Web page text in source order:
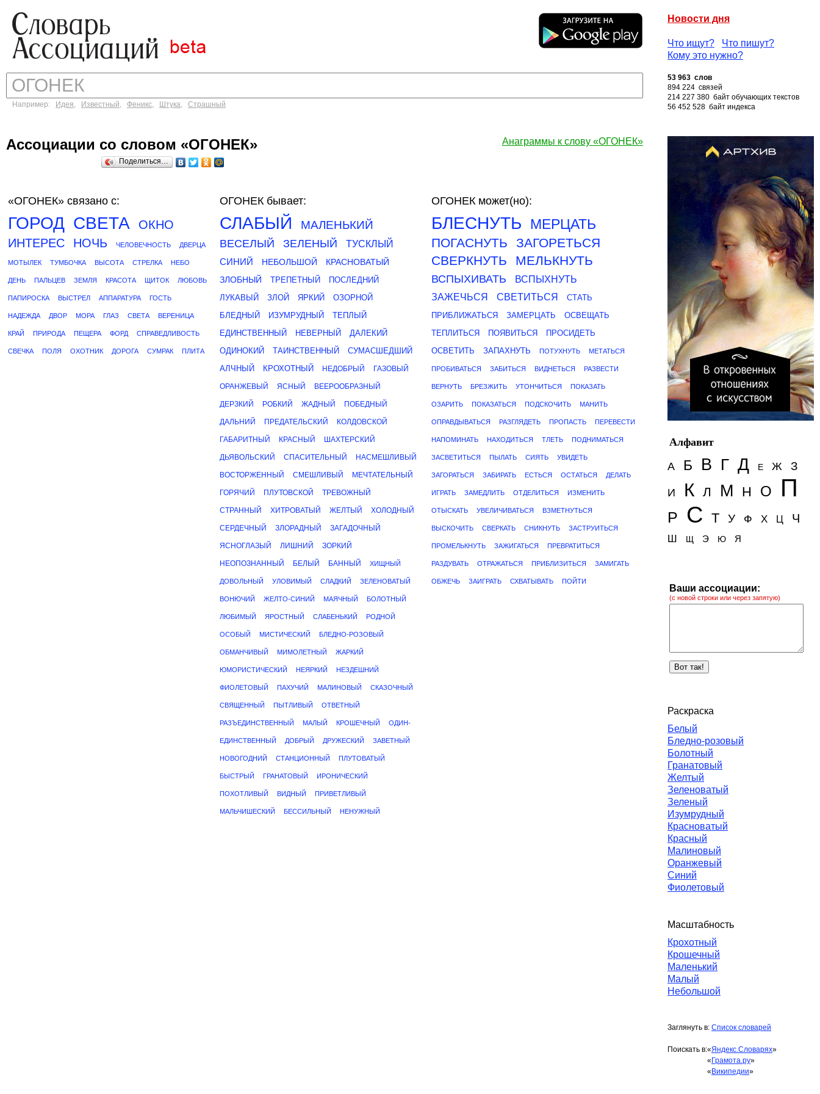
Новости дня
Что ищут?
Что пишут?
Кому это нужно?
Например: Идея, Известный, Феникс, Штука, Страшный
53 963 слов
894 224 связей
214 227 380 байт обучающих текстов
56 452 528 байт индекса
Анаграммы к слову «ОГОНЕК»
Ассоциации со словом «ОГОНЕК»
Поделиться…
«ОГОНЕК» связано с:
ГОРОД СВЕТА
ОКНО
ИНТЕРЕС
НОЧЬ ЧЕЛОВЕЧНОСТЬ ДВЕРЦА
МОТЫЛЕК ТУМБОЧКА ВЫСОТА СТРЕЛКА НЕБО
ДЕНЬ ПАЛЬЦЕВ ЗЕМЛЯ КРАСОТА ЩИТОК ЛЮБОВЬ
ПАПИРОСКА ВЫСТРЕЛ АППАРАТУРА ГОСТЬ
НАДЕЖДА ДВОР МОРА ГЛАЗ СВЕТА ВЕРЕНИЦА
КРАЙ ПРИРОДА ПЕЩЕРА ФОРД СПРАВЕДЛИВОСТЬ
СВЕЧКА ПОЛЯ ОХОТНИК ДОРОГА СУМРАК ПЛИТА
ОГОНЕК бывает:
СЛАБЫЙ МАЛЕНЬКИЙ
ВЕСЕЛЫЙ ЗЕЛЕНЫЙ
ТУСКЛЫЙ
СИНИЙ
НЕБОЛЬШОЙ
КРАСНОВАТЫЙ
ЗЛОБНЫЙ
ТРЕПЕТНЫЙ
ПОСЛЕДНИЙ
ЛУКАВЫЙ
ЗЛОЙ ЯРКИЙ
ОЗОРНОЙ
БЛЕДНЫЙ
ИЗУМРУДНЫЙ
ТЕПЛЫЙ
ЕДИНСТВЕННЫЙ
НЕВЕРНЫЙ
ДАЛЕКИЙ
ОДИНОКИЙ
ТАИНСТВЕННЫЙ
СУМАСШЕДШИЙ
АЛЧНЫЙ
КРОХОТНЫЙ НЕДОБРЫЙ ГАЗОВЫЙ
ОРАНЖЕВЫЙ ЯСНЫЙ ВЕЕРООБРАЗНЫЙ
ДЕРЗКИЙ РОБКИЙ ЖАДНЫЙ ПОБЕДНЫЙ
ДАЛЬНИЙ ПРЕДАТЕЛЬСКИЙ КОЛДОВСКОЙ
ГАБАРИТНЫЙ КРАСНЫЙ ШАХТЕРСКИЙ
ДЬЯВОЛЬСКИЙ СПАСИТЕЛЬНЫЙ НАСМЕШЛИВЫЙ
ВОСТОРЖЕННЫЙ СМЕШЛИВЫЙ МЕЧТАТЕЛЬНЫЙ
ГОРЯЧИЙ ПЛУТОВСКОЙ ТРЕВОЖНЫЙ
СТРАННЫЙ ХИТРОВАТЫЙ ЖЕЛТЫЙ ХОЛОДНЫЙ
СЕРДЕЧНЫЙ ЗЛОРАДНЫЙ ЗАГАДОЧНЫЙ
ЯСНОГЛАЗЫЙ ЛИШНИЙ ЗОРКИЙ
НЕОПОЗНАННЫЙ БЕЛЫЙ БАННЫЙ ХИЩНЫЙ
ДОВОЛЬНЫЙ УЛОВИМЫЙ СЛАДКИЙ ЗЕЛЕНОВАТЫЙ
ВОНЮЧИЙ ЖЕЛТО-СИНИЙ МАЯЧНЫЙ БОЛОТНЫЙ
ЛЮБИМЫЙ ЯРОСТНЫЙ СЛАБЕНЬКИЙ РОДНОЙ
ОСОБЫЙ МИСТИЧЕСКИЙ БЛЕДНО-РОЗОВЫЙ
ОБМАНЧИВЫЙ МИМОЛЕТНЫЙ ЖАРКИЙ
ЮМОРИСТИЧЕСКИЙ НЕЯРКИЙ НЕЗДЕШНИЙ
ФИОЛЕТОВЫЙ ПАХУЧИЙ МАЛИНОВЫЙ СКАЗОЧНЫЙ
СВЯЩЕННЫЙ ПЫТЛИВЫЙ ОТВЕТНЫЙ
РАЗЪЕДИНСТВЕННЫЙ МАЛЫЙ КРОШЕЧНЫЙ ОДИН-
ЕДИНСТВЕННЫЙ ДОБРЫЙ ДРУЖЕСКИЙ ЗАВЕТНЫЙ
НОВОГОДНИЙ СТАНЦИОННЫЙ ПЛУТОВАТЫЙ
БЫСТРЫЙ ГРАНАТОВЫЙ ИРОНИЧЕСКИЙ
ПОХОТЛИВЫЙ ВИДНЫЙ ПРИВЕТЛИВЫЙ
МАЛЬЧИШЕСКИЙ БЕССИЛЬНЫЙ НЕНУЖНЫЙ
ОГОНЕК может(но):
БЛЕСНУТЬ МЕРЦАТЬ
ПОГАСНУТЬ
ЗАГОРЕТЬСЯ
СВЕРКНУТЬ
МЕЛЬКНУТЬ
ВСПЫХИВАТЬ
ВСПЫХНУТЬ
ЗАЖЕЧЬСЯ
СВЕТИТЬСЯ
СТАТЬ
ПРИБЛИЖАТЬСЯ
ЗАМЕРЦАТЬ
ОСВЕЩАТЬ
ТЕПЛИТЬСЯ
ПОЯВИТЬСЯ
ПРОСИДЕТЬ
ОСВЕТИТЬ
ЗАПАХНУТЬ ПОТУХНУТЬ МЕТАТЬСЯ
ПРОБИВАТЬСЯ ЗАБИТЬСЯ ВИДНЕТЬСЯ РАЗВЕСТИ
ВЕРНУТЬ БРЕЗЖИТЬ УТОНЧИТЬСЯ ПОКАЗАТЬ
ОЗАРИТЬ ПОКАЗАТЬСЯ ПОДСКОЧИТЬ МАНИТЬ
ОПРАВДЫВАТЬСЯ РАЗГЛЯДЕТЬ ПРОПАСТЬ ПЕРЕВЕСТИ
НАПОМИНАТЬ НАХОДИТЬСЯ ТЛЕТЬ ПОДНИМАТЬСЯ
ЗАСВЕТИТЬСЯ ПЫЛАТЬ СИЯТЬ УВИДЕТЬ
ЗАГОРАТЬСЯ ЗАБИРАТЬ ЕСТЬСЯ ОСТАТЬСЯ ДЕЛАТЬ
ИГРАТЬ ЗАМЕДЛИТЬ ОТДЕЛИТЬСЯ ИЗМЕНИТЬ
ОТЫСКАТЬ УВЕЛИЧИВАТЬСЯ ВЗМЕТНУТЬСЯ
ВЫСКОЧИТЬ СВЕРКАТЬ СНИКНУТЬ ЗАСТРУИТЬСЯ
ПРОМЕЛЬКНУТЬ ЗАЖИГАТЬСЯ ПРЕВРАТИТЬСЯ
РАЗДУВАТЬ ОТРАЖАТЬСЯ ПРИБЛИЗИТЬСЯ ЗАМИГАТЬ
ОБЖЕЧЬ ЗАИГРАТЬ СХВАТЫВАТЬ ПОЙТИ
Алфавит
А
Б В Г Д Е Ж З
И К Л М Н О П
Р С Т У Ф Х Ц Ч
Ш Щ Э Ю Я
Ваши ассоциации:
(с новой строки или через запятую)
Раскраска
Белый
Бледно-розовый
Болотный
Гранатовый
Желтый
Зеленоватый
Зеленый
Изумрудный
Красноватый
Красный
Малиновый
Оранжевый
Синий
Фиолетовый
Масштабность
Крохотный
Крошечный
Маленький
Малый
Небольшой
Заглянуть в: Список словарей
Поискать в:«Яндекс.Словарях»
« Грамота.ру»
« Википедии»